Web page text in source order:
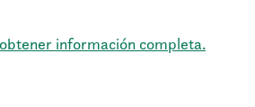
información completa.